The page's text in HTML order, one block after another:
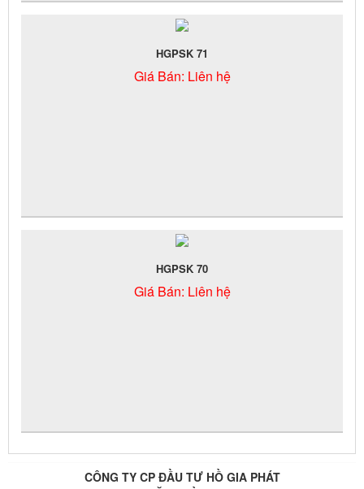
HGPSK 71
Giá Bán: Liên hệ
HGPSK 70
Giá Bán: Liên hệ
CÔNG TY CP ĐẦU TƯ HỒ GIA PHÁT